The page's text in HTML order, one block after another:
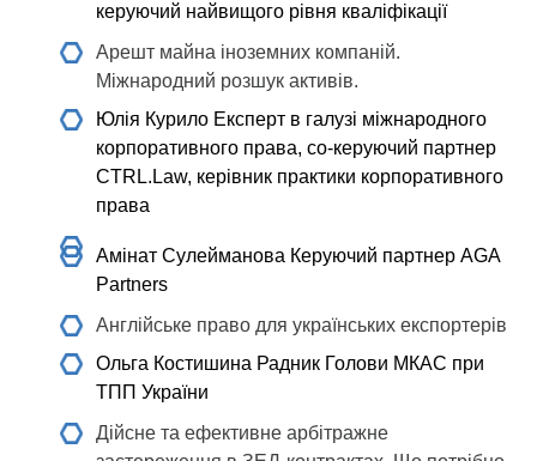
керуючий найвищого рівня кваліфікації
Арешт майна іноземних компаній.
Міжнародний розшук активів.
Юлія Курило Експерт в галузі міжнародного
корпоративного права, со-керуючий партнер
CTRL.Law, керівник практики корпоративного
права
Амінат Сулейманова Керуючий партнер AGA
Partners
Англійське право для українських експортерів
Ольга Костишина Радник Голови МКАС при
ТПП України
Дійсне та ефективне арбітражне